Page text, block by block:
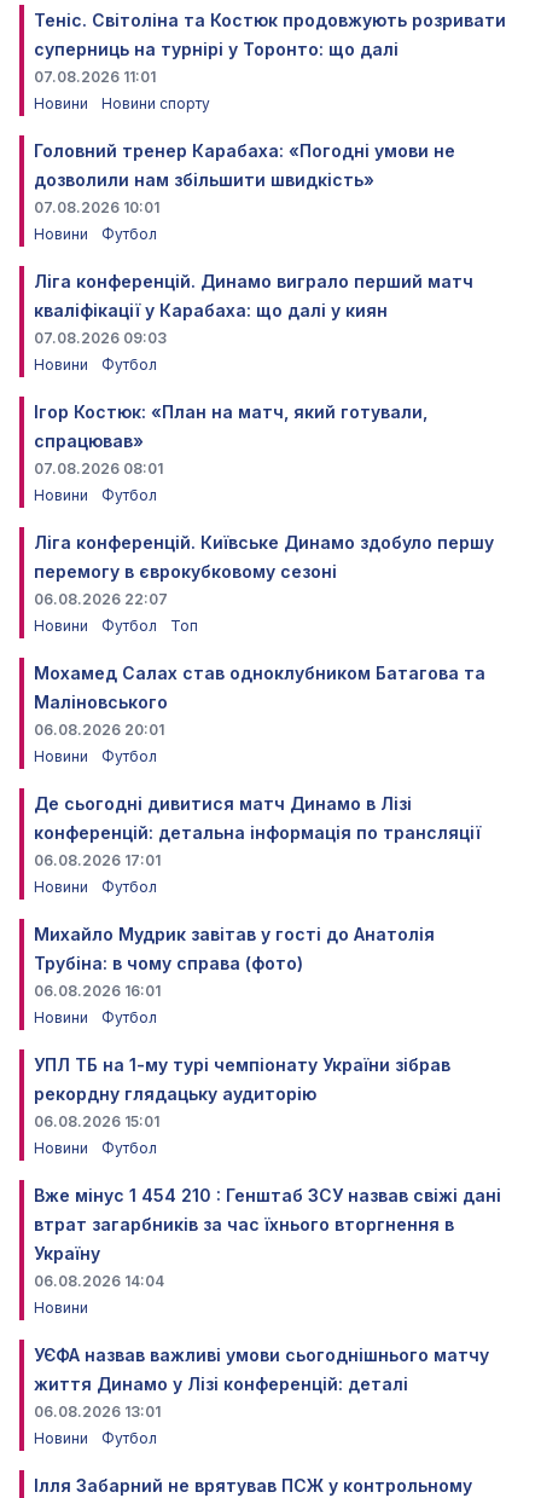
Теніс. Світоліна та Костюк продовжують розривати
суперниць на турнірі у Торонто: що далі
07.08.2026 11:01
Новини
Новини спорту
Головний тренер Карабаха: «Погодні умови не
дозволили нам збільшити швидкість»
07.08.2026 10:01
Новини
Футбол
Ліга конференцій. Динамо виграло перший матч
кваліфікації у Карабаха: що далі у киян
07.08.2026 09:03
Новини
Футбол
Ігор Костюк: «План на матч, який готували,
спрацював»
07.08.2026 08:01
Новини
Футбол
Ліга конференцій. Київське Динамо здобуло першу
перемогу в єврокубковому сезоні
06.08.2026 22:07
Новини
Футбол Топ
Мохамед Салах став одноклубником Батагова та
Маліновського
06.08.2026 20:01
Новини
Футбол
Де сьогодні дивитися матч Динамо в Лізі
конференцій: детальна інформація по трансляції
06.08.2026 17:01
Новини
Футбол
Михайло Мудрик завітав у гості до Анатолія
Трубіна: в чому справа (фото)
06.08.2026 16:01
Новини
Футбол
УПЛ ТБ на 1-му турі чемпіонату України зібрав
рекордну глядацьку аудиторію
06.08.2026 15:01
Новини
Футбол
Вже мінус 1 454 210 : Генштаб ЗСУ назвав свіжі дані
втрат загарбників за час їхнього вторгнення в
Україну
06.08.2026 14:04
Новини
УЄФА назвав важливі умови сьогоднішнього матчу
життя Динамо у Лізі конференцій: деталі
06.08.2026 13:01
Новини
Футбол
Ілля Забарний не врятував ПСЖ у контрольному